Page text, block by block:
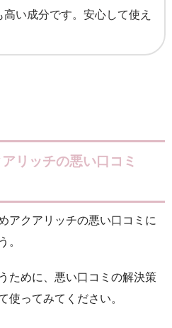
高い成分です。安心して使え
リッチの悪い口コミ
アクアリッチの悪い口コミに
。
ために、悪い口コミの解決策
使ってみてください。